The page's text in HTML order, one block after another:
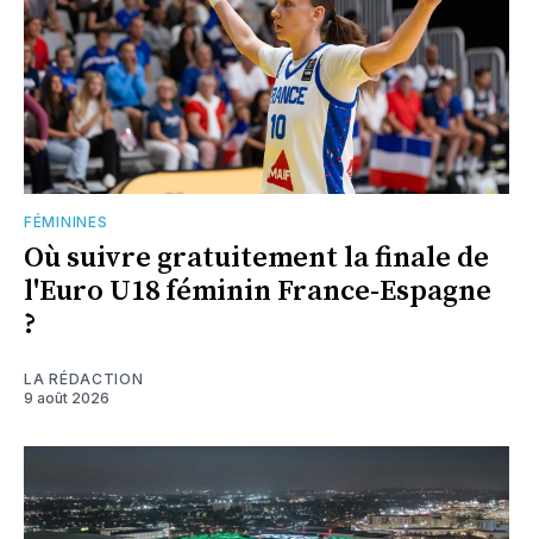
FÉMININES
Où suivre gratuitement la finale de
l'Euro U18 féminin France-Espagne
?
LA RÉDACTION
9 août 2026